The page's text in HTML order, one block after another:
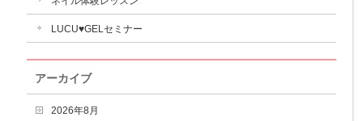
LUCU♥GELセミナー
アーカイブ
2026年8月